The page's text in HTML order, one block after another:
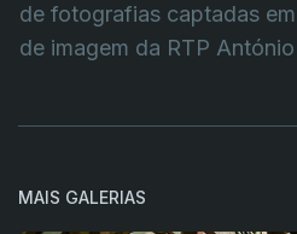
de fotografias captadas
de imagem da RTP
MAIS GALERIAS